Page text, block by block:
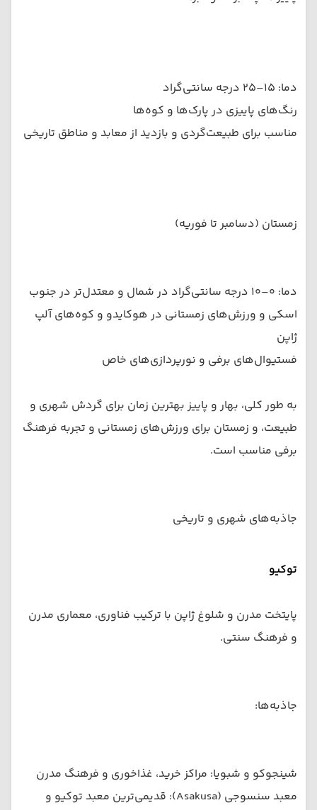
دما: ۱۵–۲۵ درجه سانتی‌گراد
رنگ‌های پاییزی در پارک‌ها و کوه‌ها
مناسب برای طبیعت‌گردی و بازدید از معابد و مناطق تاریخی
زمستان (دسامبر تا فوریه)
دما: ۰–۱۰ درجه سانتی‌گراد در شمال و معتدل‌تر در جنوب
اسکی و ورزش‌های زمستانی در هوکایدو و کوه‌های آلپ
ژاپن
فستیوال‌های برفی و نورپردازی‌های خاص
به طور کلی، بهار و پاییز بهترین زمان برای گردش شهری و
طبیعت، و زمستان برای ورزش‌های زمستانی و تجربه فرهنگ
برفی مناسب است.
جاذبه‌های شهری و تاریخی
توکیو
پایتخت مدرن و شلوغ ژاپن با ترکیب فناوری، معماری مدرن
و فرهنگ سنتی.
جاذبه‌ها:
شینجوكو و شبویا: مراکز خرید، غذاخوری و فرهنگ مدرن
معبد سنسوجی (Asakusa): قدیمی‌ترین معبد توکیو و